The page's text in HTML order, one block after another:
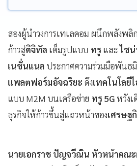
สองผู้นำวงการเทเลคอม ผนึกพลังพลิ
ก้าวสู่ดิจิทัล เต็มรูปแบบ ทรู และไชน่
เนชั่นแนล ประกาศความร่วมมือพันธ
แพลตฟอร์มอัจฉริยะ ดึงเทคโนโลยี
แบบ M2M บนเครือข่าย ทรู 5G หวัง
ธุรกิจให้ก้าวขึ้นสู่แถวหน้าของเศรษฐ
นายเอกราช ปัญจวีณิน หัวหน้าคณ